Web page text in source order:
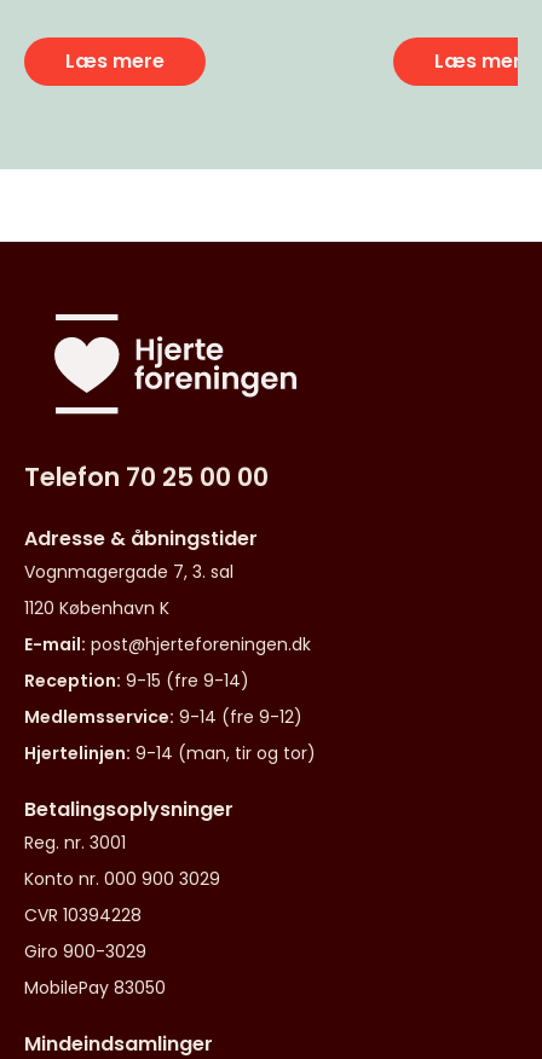
Læs mere Læs mere
Telefon 70 25 00 00
Adresse & åbningstider
Vognmagergade 7, 3. sal
1120 København K
E-mail: post@hjerteforeningen.dk
Reception: 9-15 (fre 9-14)
Medlemsservice: 9-14 (fre 9-12)
Hjertelinjen: 9-14 (man, tir og tor)
Betalingsoplysninger
Reg. nr. 3001
Konto nr. 000 900 3029
CVR 10394228
Giro 900-3029
MobilePay 83050
Mindeindsamlinger